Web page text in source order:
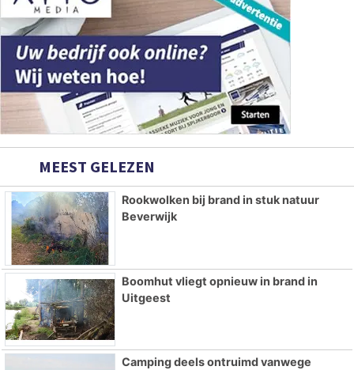
MEEST GELEZEN
Rookwolken bij brand in stuk natuur
Beverwijk
Boomhut vliegt opnieuw in brand in
Uitgeest
Camping deels ontruimd vanwege